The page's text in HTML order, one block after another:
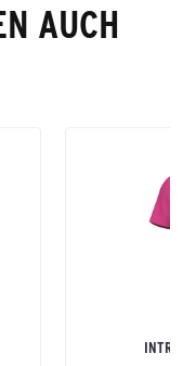
AUCH
INTRO